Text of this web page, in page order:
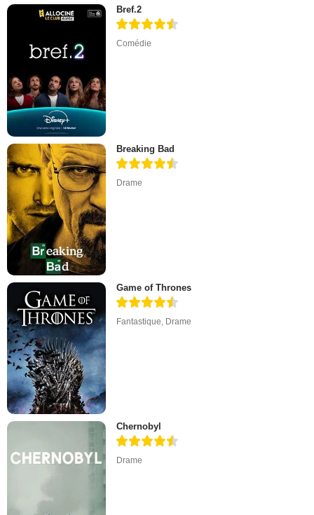
Bref.2
Comédie
Breaking Bad
Drame
Game of Thrones
Fantastique, Drame
Chernobyl
Drame